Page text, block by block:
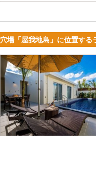
穴場「屋我地島」に位置する